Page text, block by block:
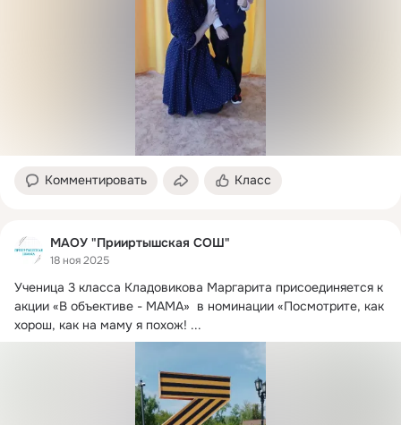
Комментировать Класс
МАОУ "Прииртышская СОШ"
18 ноя 2025
Ученица 3 класса Кладовикова Маргарита присоединяется к
акции «В объективе - МАМА»  в номинации «Посмотрите, как
хорош, как на маму я похож! ...